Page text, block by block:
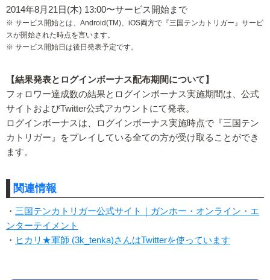
2014年8月21日(木) 13:00〜サービス開始まで
※ サービス開始とは、Android(TM)、iOS両方で『三国テンカトリガー』サービ
スが開始された時点を言います。
※ サービス開始日は後日発表予定です。
【結果発表とログインボーナス配布期間について】
フォロワー達成数の結果とログインボーナス実施期間は、公式
サイトおよびTwitter公式アカウントにて発表。
ログインボーナスは、ログインボーナス実施時点で『三国テン
カトリガー』をプレイしている全ての方が受け取ることができ
ます。
関連情報
・ 三国テンカトリガー公式サイト｜ガンホー・オンライン・エ
ンターテイメント
・ ヒカリ★軍師 (3k_tenka)さんはTwitterを使っています